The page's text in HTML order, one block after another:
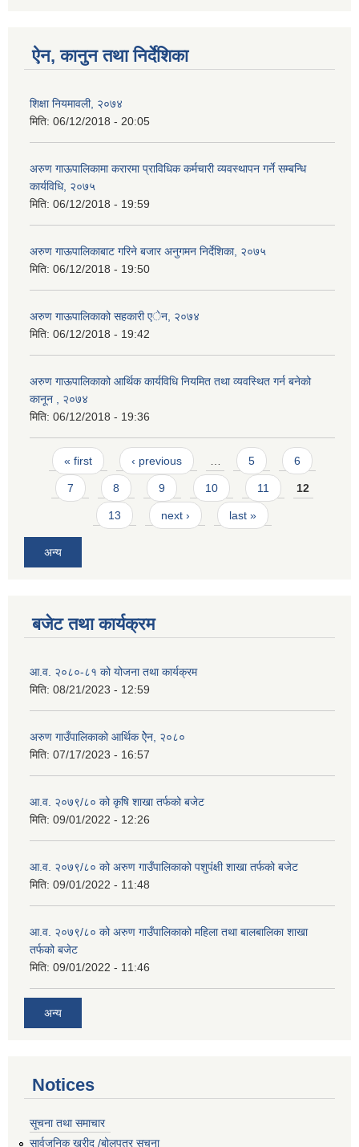
ऐन, कानुन तथा निर्देशिका
शिक्षा नियमावली, २०७४
मिति: 06/12/2018 - 20:05
अरुण गाऊपालिकामा करारमा प्राविधिक कर्मचारी व्यवस्थापन गर्ने सम्बन्धि
कार्यविधि, २०७५
मिति: 06/12/2018 - 19:59
अरुण गाऊपालिकाबाट गरिने बजार अनुगमन निर्देशिका, २०७५
मिति: 06/12/2018 - 19:50
अरुण गाऊपालिकाको सहकारी एेन, २०७४
मिति: 06/12/2018 - 19:42
अरुण गाऊपालिकाको आर्थिक कार्यविधि नियमित तथा व्यवस्थित गर्न बनेको
कानून , २०७४
मिति: 06/12/2018 - 19:36
Pages
« first ‹ previous 5 6
7 8 9 10 11 12
13 next › last »
अन्य
बजेट तथा कार्यक्रम
आ.व. २०८०-८१ को योजना तथा कार्यक्रम
मिति: 08/21/2023 - 12:59
अरुण गाउँपालिकाको आर्थिक ऐेन, २०८०
मिति: 07/17/2023 - 16:57
आ.व. २०७९/८० को कृषि शाखा तर्फको बजेट
मिति: 09/01/2022 - 12:26
आ.व. २०७९/८० को अरुण गाउँपालिकाको पशुपंक्षी शाखा तर्फको बजेट
मिति: 09/01/2022 - 11:48
आ.व. २०७९/८० को अरुण गाउँपालिकाको महिला तथा बालबालिका शाखा
तर्फको बजेट
मिति: 09/01/2022 - 11:46
अन्य
Notices
सूचना तथा समाचार
सार्वजनिक खरीद /बोलपत्र सूचना